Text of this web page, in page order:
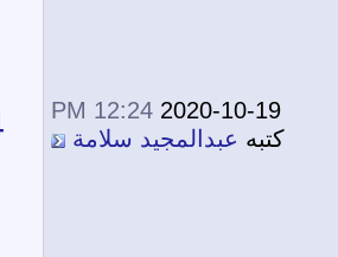
2020-10-19
12:24 PM
كتبهعبدالمجيد سلامة 34